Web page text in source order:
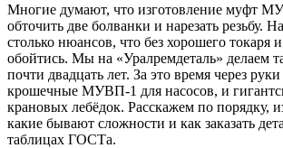
Многие думают, что изготовление муфт
обточить две болванки и нарезать резьбу.
столько нюансов, что без хорошего токаря
обойтись. Мы на «Уралремдеталь» делаем
почти двадцать лет. За это время через
крошечные МУВП-1 для насосов, и
крановых лебёдок. Расскажем по порядку,
какие бывают сложности и как заказать
таблицах ГОСТа.